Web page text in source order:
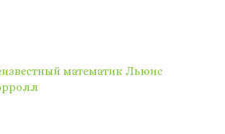
математик Льюис